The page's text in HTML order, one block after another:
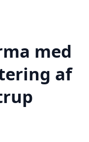
med
af